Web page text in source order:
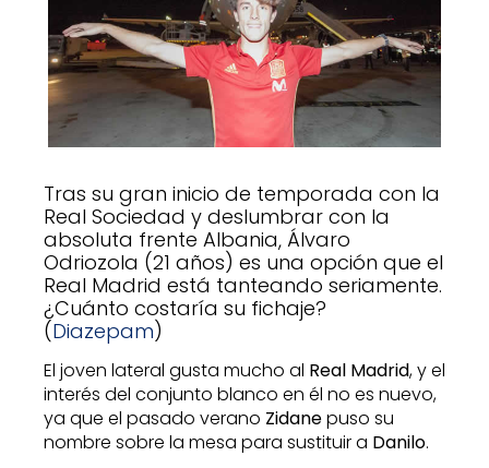
Tras su gran inicio de temporada con la
Real Sociedad y deslumbrar con la
absoluta frente Albania, Álvaro
Odriozola (21 años) es una opción que el
Real Madrid está tanteando seriamente.
¿Cuánto costaría su fichaje?
(Diazepam)
El joven lateral gusta mucho al Real Madrid, y el
interés del conjunto blanco en él no es nuevo,
ya que el pasado verano Zidanepuso su
nombre sobre la mesa para sustituir a Danilo.